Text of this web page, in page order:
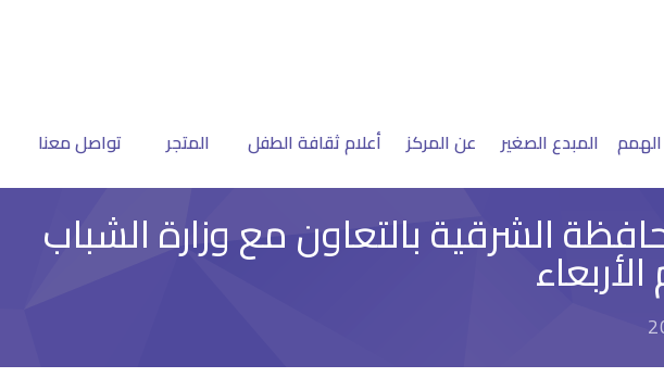
المبدع الصغير عن المركز أعلام ثقافة الطفل المتجر تواصل معنا
الشرقية بالتعاون مع وزارة الشباب